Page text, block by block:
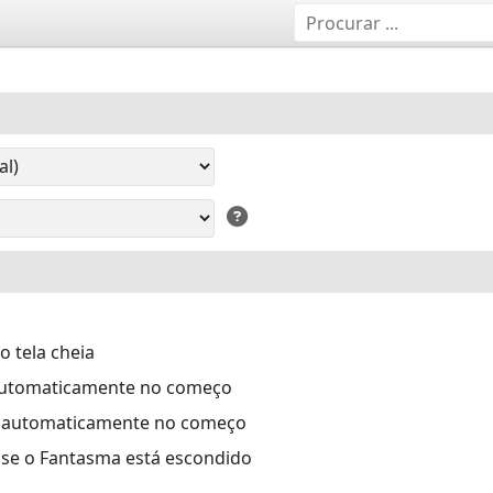
tela cheia
no começo
no começo
o Fantasma está escondido